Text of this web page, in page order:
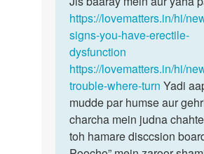
hota
to
by
Vinay
https://lovematters.in/hi/
signs-you-have-erectile-
dysfunction
https://lovematters.in/hi/
trouble-where-turn Yadi
mudde par humse aur
charcha mein judna
toh hamare disccsion